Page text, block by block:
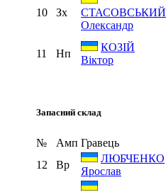
10 Зх
СТАСОВСЬКИЙ
Олександр
11 Нп
КОЗІЙ
Віктор
Запасний склад
№ Амп Гравець
12
Вр
ЛЮБЧЕНКО
Ярослав